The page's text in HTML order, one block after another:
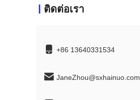
ติดต่อเรา
+86 13640331534
JaneZhou@sxhainuo.com